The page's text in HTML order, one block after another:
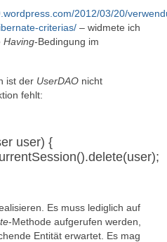
2012/03/20/
criterias/ – widmete ich
Having-Bedingung im
ist der UserDAO nicht
fehlt:
user) {
Es muss lediglich auf
-Methode aufgerufen werden,
Entität erwartet. Es mag